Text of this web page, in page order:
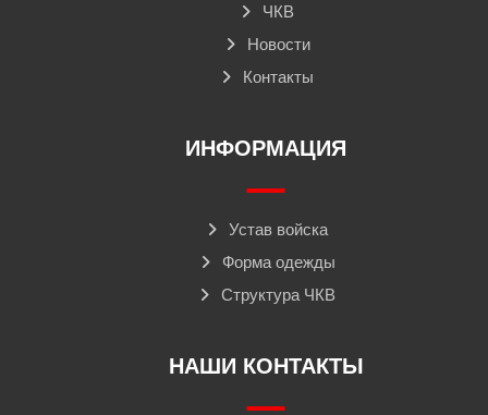
ЧКВ
Новости
Контакты
ИНФОРМАЦИЯ
Устав войска
Форма одежды
Структура ЧКВ
НАШИ КОНТАКТЫ